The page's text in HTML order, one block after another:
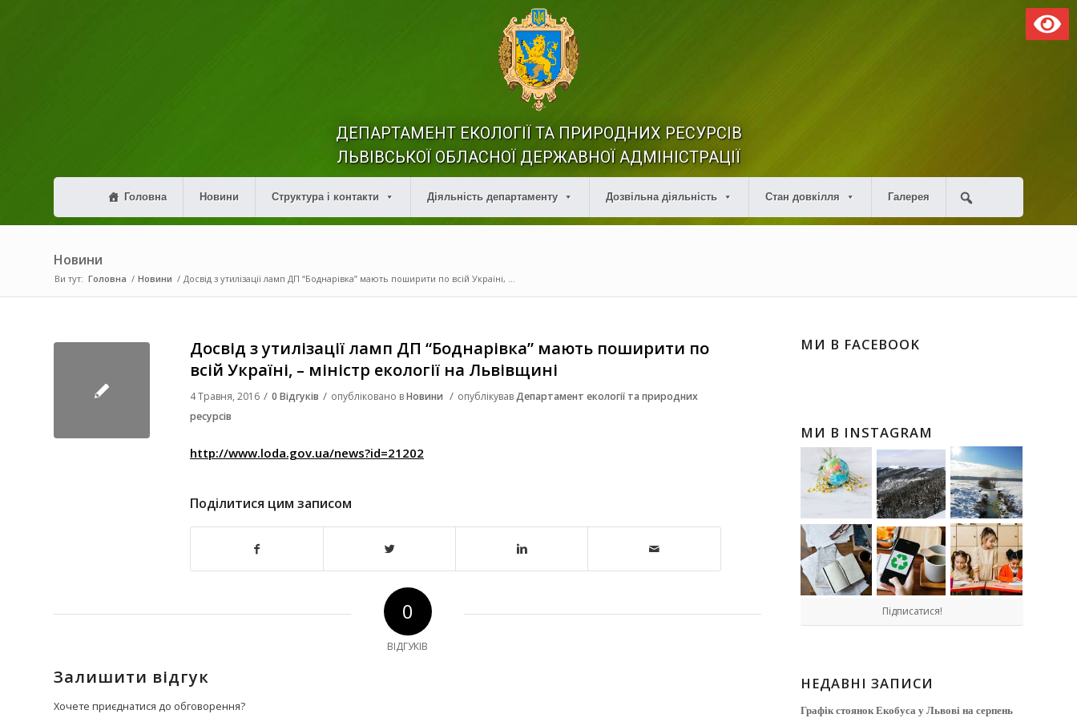
ДЕПАРТАМЕНТ ЕКОЛОГІЇ ТА ПРИРОДНИХ РЕСУРСІВ
ЛЬВІВСЬКОЇ ОБЛАСНОЇ ДЕРЖАВНОЇ АДМІНІСТРАЦІЇ
Головна Новини Структура і контакти Діяльність департаменту Дозвільна діяльність Стан довкілля Галерея
Новини
Ви тут: Головна / Новини / Досвід з утилізації ламп ДП “Боднарівка” мають поширити по всій Україні, ...
Досвід з утилізації ламп ДП “Боднарівка” мають поширити по
всій Україні, – міністр екології на Львівщині
4 Травня, 2016 / 0 Відгуків / опубліковано вНовини / опублікувавДепартамент екології та природних
ресурсів
http://www.loda.gov.ua/news?id=21202
Поділитися цим записом
0
ВІДГУКІВ
Залишити відгук
Хочете приєднатися до обговорення?
МИ В FACEBOOK
МИ В INSTAGRAM
Підписатися!
НЕДАВНІ ЗАПИСИ
Графік стоянок Екобуса у Львові на серпень